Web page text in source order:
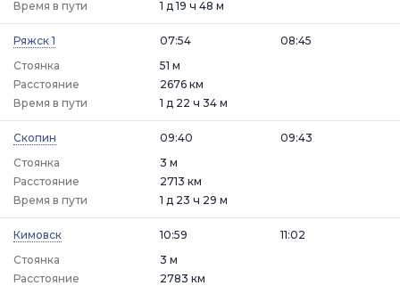
Время в пути
1 д 19 ч 48 м
Ряжск 1
07:54
Стоянка
51 м
08:45
Расстояние
2676 км
Время в пути
1 д 22 ч 34 м
Скопин
09:40
Стоянка
3 м
09:43
Расстояние
2713 км
Время в пути
1 д 23 ч 29 м
Кимовск
10:59
Стоянка
3 м
11:02
Расстояние
2783 км